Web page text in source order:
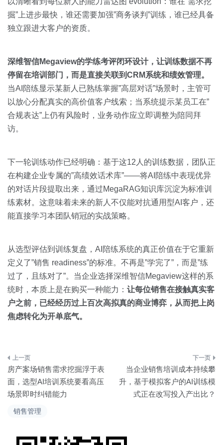
销售管理
掘”上进步最快，谁还需要加强”商务谈判”训练，谁已经具备
独立跟进大客户的资质。
深维智信Megaview的学练考评闭环设计，让训练数据不再
停留在培训部门，而是直接关联到CRM系统和绩效管理。
当AI陪练显示某新人已熟练掌握”高层对话”场景时，主管可
以放心分配真实的高价值客户线索；当系统提示某员工在”
合规表达”上仍有风险时，业务动作应立即调整为陪同拜
访。
下一轮训练动作已经明确：基于这12人的训练数据，团队正
在构建企业专属的”高绩效话术库”——将AI陪练中表现优异
的对话片段提取出来，通过MegaRAG知识库沉淀为标准训
练素材。这意味着未来的新人不仅能对抗通用型AI客户，还
能直接学习本团队销冠的实战策略。
从选型评估到训练复盘，AI陪练系统的真正价值在于它重新
定义了”销售 readiness”的标准。不再是”学完了”，而是”练
过了，且练对了”。当企业选择深维智信Megaview这样的系
统时，本质上是在购买一种能力： 让每位销售在接触真实客
户之前，已经经历过上百次高拟真的商业博弈，从而把上岗
焦虑转化为开单底气。
文
章
导
房产案场销售需求挖掘浮于表
面，选型AI培训系统要看高压
场景即时纠错能力
当企业销售培训成本持续攀
升，基于模拟客户的AI训练模
式正在改写投入产出比？